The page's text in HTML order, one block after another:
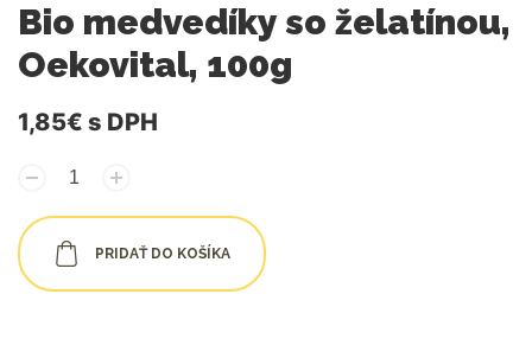
Bio medvedíky so želatínou,
Oekovital, 100g
1,85€ s DPH
PRIDAŤ DO KOŠÍKA